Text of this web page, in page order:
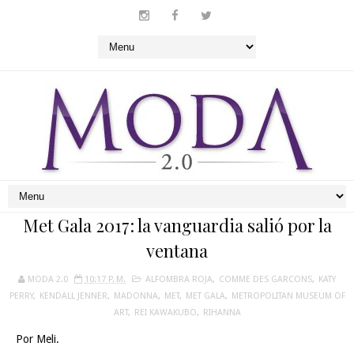
Met Gala 2017: la vanguardia salió por la
ventana
MODA 2.0 10:17 P. M. ALFOMBRA ROJA, COMME DES GARCONS, KATY
PERRY, KENDALL JENNER, MADONNA, MET, MET GALA, METROPOLITAN MUSEUM OF
ART, REI KAWAKUBO, RIHANNA
Por Meli.